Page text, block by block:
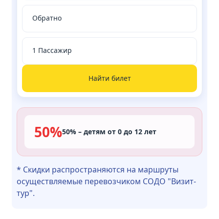
Найти билет
50%50% – детям от 0 до 12 лет
* Скидки распространяются на маршруты
осуществляемые перевозчиком СОДО "Визит-
тур".